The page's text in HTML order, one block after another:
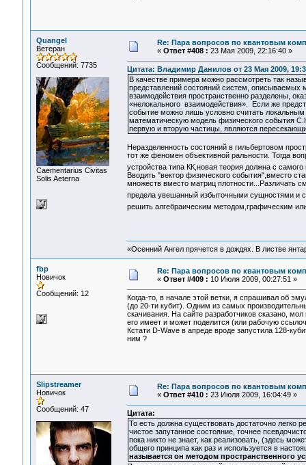
Quangel
Ветеран
Сообщений: 7735
Сaementarius Civitas
Solis Aeterna
Re: Пара вопросов по квантовым
« Ответ #408 : 23 Мая 2009, 22:16:40 »
Цитата: Владимир Данилов от 23 Мая 2009,
В качестве примера можно рассмотреть так
представлений состояний систем, описываемых
взаимодействия пространственно разделены,
«нелокального взаимодействия». Если же
событие можно лишь условно считать
математическую модель физического события
первую и вторую частицы, являются
Неразделенность состояний в гильбертовом
тот же феномен объективной ральности. Тогда
устройства типа КК,новая теория должна с
Вводить "вектор физического события",вместо
множеств вместо матриц плотности...Различать
предела увешанный избыточными сущностями и
решить алгебраическим методом,графическим
«Осенний Ангел прячется в дождях. В листве
fbp
Новичок
Сообщений: 12
Re: Пара вопросов по квантовым
« Ответ #409 : 10 Июля 2009, 00:27:51 »
Когда-то, в начале этой ветки, я спрашивал об
(до 20-ти кубит). Одним из самых
скачивания. На сайте разработчиков сказано,
его имеет и может поделится (или рабочую
Кстати D-Wave в апреде вроде запустила 128-
ним ?
Slipstreamer
Новичок
Сообщений: 47
Re: Пара вопросов по квантовым
« Ответ #410 : 23 Июля 2009, 16:04:49 »
Цитата:
То есть должна существовать достаточно легко
чистое запутанное состояние, точнее
пока никто не знает, как реализовать, (здесь
общего принципа как раз и используется в
называется он методом пространственного